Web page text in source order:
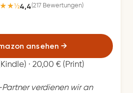
4,4(217 Bewertungen)
ansehen→
· 20,00 € (Print)
verdienen wir an